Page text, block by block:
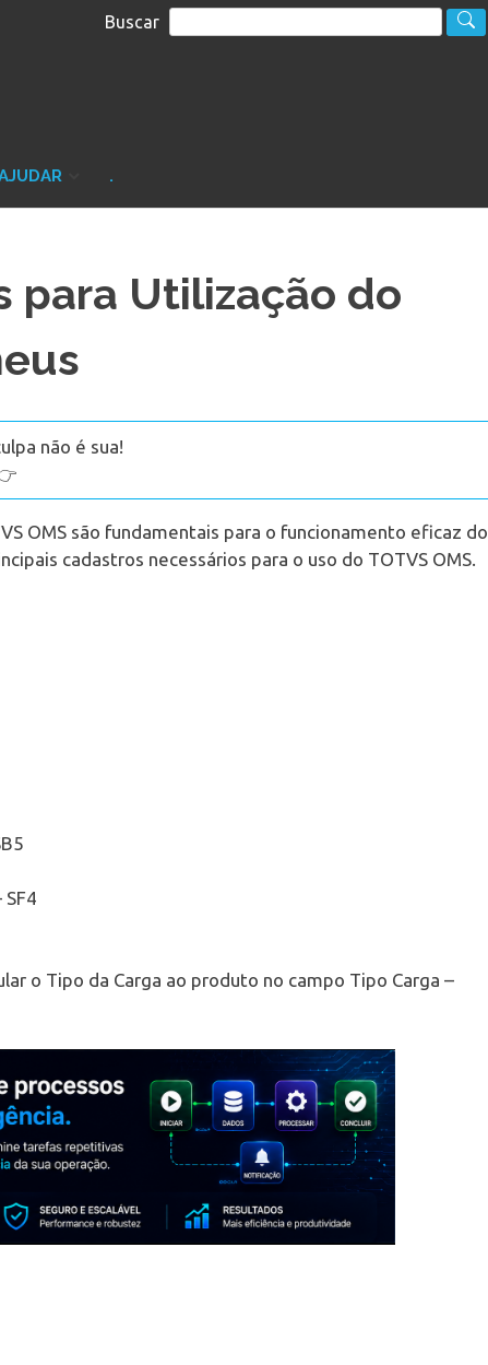
Buscar
.
para Utilização do
não é sua!
OMS são fundamentais para o funcionamento eficaz do
cadastros necessários para o uso do TOTVS OMS.
o Tipo da Carga ao produto no campo Tipo Carga –